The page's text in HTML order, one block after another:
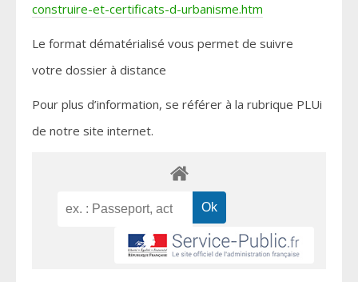
construire-et-certificats-d-urbanisme.htm
Le format dématérialisé vous permet de suivre
votre dossier à distance
Pour plus d’information, se référer à la rubrique PLUi
de notre site internet.